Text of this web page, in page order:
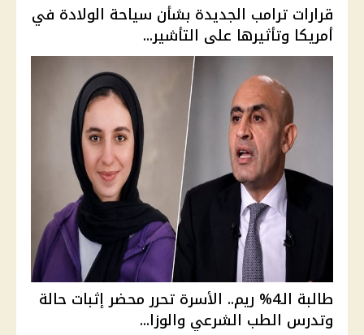
قرارات ترامب الجديدة بشأن سياحة الولادة في
أمريكا وتأثيرها على التأشير...
طالبة الـ4% ريم.. الأسرة تحرر محضر إثبات حالة
وتدرس الطب الشرعي والوزا...